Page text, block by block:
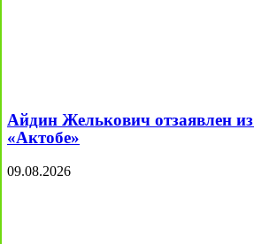
Айдин Желькович отзаявлен из
«Актобе»
09.08.2026